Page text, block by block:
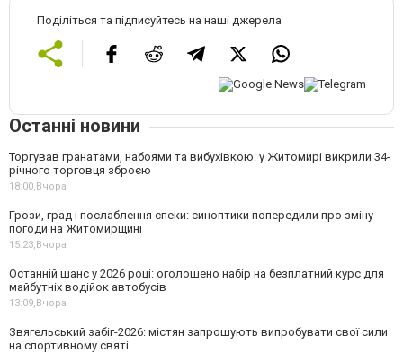
Поділіться та підписуйтесь на наші джерела
Останні новини
Торгував гранатами, набоями та вибухівкою: у Житомирі викрили 34-
річного торговця зброєю
18:00, Вчора
Грози, град і послаблення спеки: синоптики попередили про зміну
погоди на Житомирщині
15:23, Вчора
Останній шанс у 2026 році: оголошено набір на безплатний курс для
майбутніх водійок автобусів
13:09, Вчора
Звягельський забіг-2026: містян запрошують випробувати свої сили
на спортивному святі